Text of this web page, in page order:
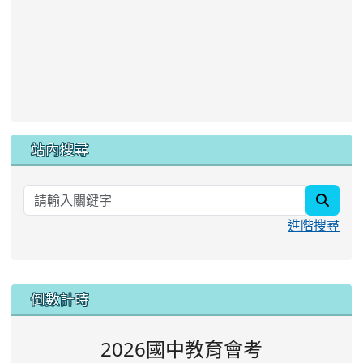
站內搜尋
進階搜尋
::: 倒數計時
2026國中教育會考